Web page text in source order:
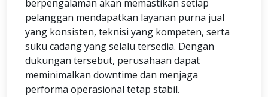
berpengalaman akan memastikan setiap
pelanggan mendapatkan layanan purna jual
yang konsisten, teknisi yang kompeten, serta
suku cadang yang selalu tersedia. Dengan
dukungan tersebut, perusahaan dapat
meminimalkan downtime dan menjaga
performa operasional tetap stabil.